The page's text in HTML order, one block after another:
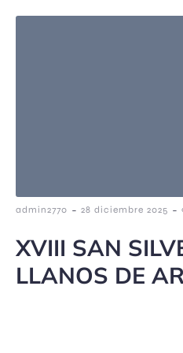
admin2770 - 28 diciembre 2025 -
XVIII SAN
LLANOS DE